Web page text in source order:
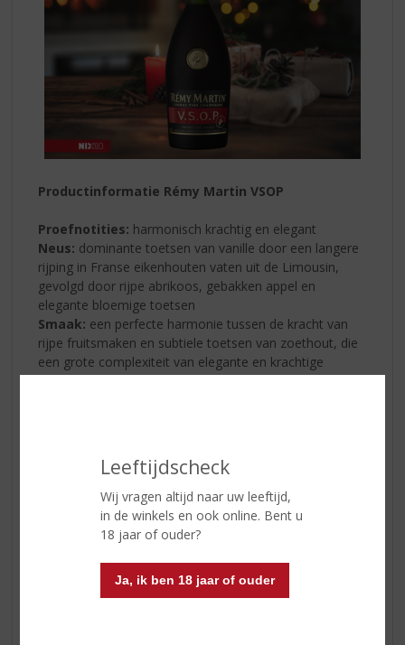
Leeftijdscheck
Wij vragen altijd naar uw leeftijd,
in de winkels en ook online. Bent u
18 jaar of ouder?
Ja, ik ben 18 jaar of ouder
Productinformatie Rémy Martin VSOP
Proefnotities: harmonisch krachtig en elegant
Neus: dominante toetsen van vanille door een langere
rijping in Franse eikenhouten vaten uit de Limousin,
gevolgd door rijpe abrikoos, gebakken appel en
elegante bloemige toetsen
Smaak: een perfecte harmonie tussen de kracht van
rijpe fruitsmaken en subtiele toetsen van zoethout, die
een grote complexiteit van elegante en krachtige
Cocktail suggestie:RÉMY GINGER
50 ml Rémy Martin VSOP
Aanvullen met gemberbier